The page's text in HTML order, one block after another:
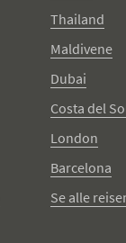
Thailand
Maldivene
Dubai
Costa del
London
Barcelona
Se alle